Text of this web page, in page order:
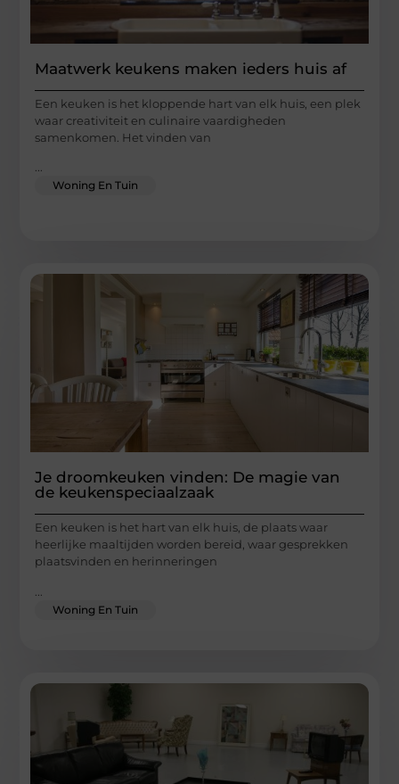
Maatwerk keukens maken ieders huis af
Een keuken is het kloppende hart van elk huis, een plek
waar creativiteit en culinaire vaardigheden
samenkomen. Het vinden van
...
Woning En Tuin
Je droomkeuken vinden: De magie van
de keukenspeciaalzaak
Een keuken is het hart van elk huis, de plaats waar
heerlijke maaltijden worden bereid, waar gesprekken
plaatsvinden en herinneringen
Woning En Tuin